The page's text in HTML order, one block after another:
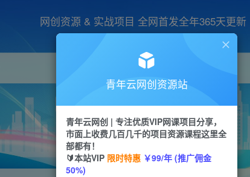
网创资源 & 实战项目 全网首发全年365天更新
项目 引流 抖音 短视频 剪辑 会员
青年云网创资源站
青年云网创 | 专注优质VIP网课项目分享，
市面上收费几百几千的项目资源课程这里全
部都有！
🔰本站VIP 限时特惠 ￥99/年 (推广佣金
50%)